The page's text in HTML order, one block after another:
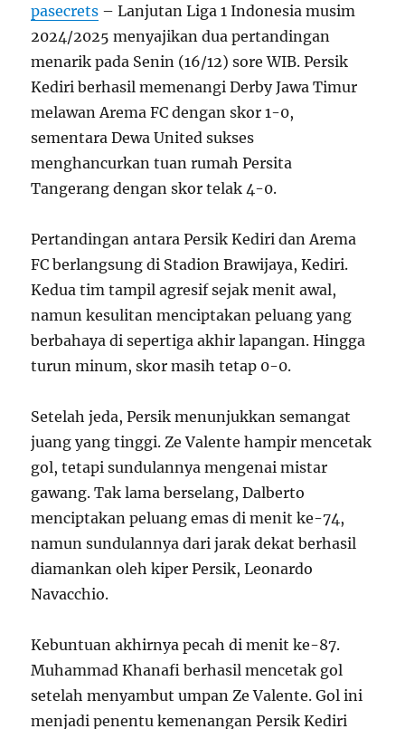
pasecrets – Lanjutan Liga 1 Indonesia musim
2024/2025 menyajikan dua pertandingan
menarik pada Senin (16/12) sore WIB. Persik
Kediri berhasil memenangi Derby Jawa Timur
melawan Arema FC dengan skor 1-0,
sementara Dewa United sukses
menghancurkan tuan rumah Persita
Tangerang dengan skor telak 4-0.
Pertandingan antara Persik Kediri dan Arema
FC berlangsung di Stadion Brawijaya, Kediri.
Kedua tim tampil agresif sejak menit awal,
namun kesulitan menciptakan peluang yang
berbahaya di sepertiga akhir lapangan. Hingga
turun minum, skor masih tetap 0-0.
Setelah jeda, Persik menunjukkan semangat
juang yang tinggi. Ze Valente hampir mencetak
gol, tetapi sundulannya mengenai mistar
gawang. Tak lama berselang, Dalberto
menciptakan peluang emas di menit ke-74,
namun sundulannya dari jarak dekat berhasil
diamankan oleh kiper Persik, Leonardo
Navacchio.
Kebuntuan akhirnya pecah di menit ke-87.
Muhammad Khanafi berhasil mencetak gol
setelah menyambut umpan Ze Valente. Gol ini
menjadi penentu kemenangan Persik Kediri